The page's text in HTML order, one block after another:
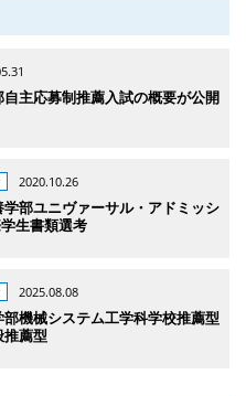
主応募制推薦入試の概要が公開
2020.10.26
部ユニヴァーサル・アドミッシ
生書類選考
2025.08.08
機械システム工学科学校推薦型
推薦型